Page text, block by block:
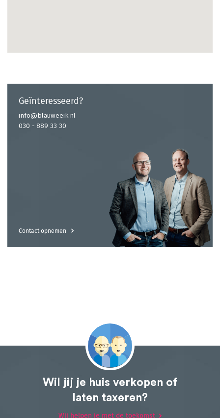
Geïnteresseerd?
info@blauweeik.nl
030 - 889 33 30
Contact opnemen
Wil jij je huis verkopen of
laten taxeren?
Wij helpen je met de toekomst